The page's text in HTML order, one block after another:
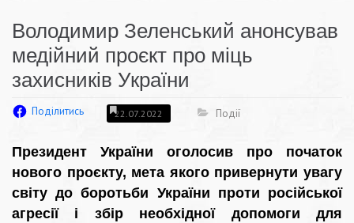
Володимир Зеленський анонсував
медійний проєкт про міць
захисників України
Поділитись 22.07.2022 Події
Президент України оголосив про початок
нового проєкту, мета якого привернути увагу
світу до боротьби України проти російської
агресії і збір необхідної допомоги для